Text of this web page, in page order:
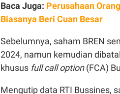
Baca Juga: Perusahaan
Biasanya Beri Cuan Besar
Sebelumnya, saham BREN
2024, namun kemudian
khusus full call option(FCA)
Mengutip data RTI Bussines,